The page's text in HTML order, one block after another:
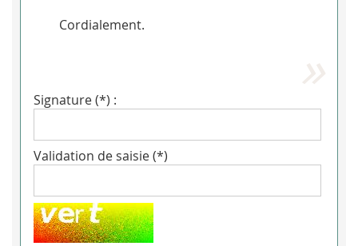
Cordialement.
Signature (*) :
Validation de saisie (*)